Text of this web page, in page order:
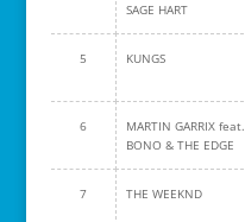
SAGE HART
5 KUNGS
6
MARTIN GARRIX feat.
BONO & THE EDGE
7 THE WEEKND